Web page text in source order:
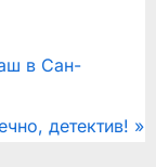
в Сан-
детектив!